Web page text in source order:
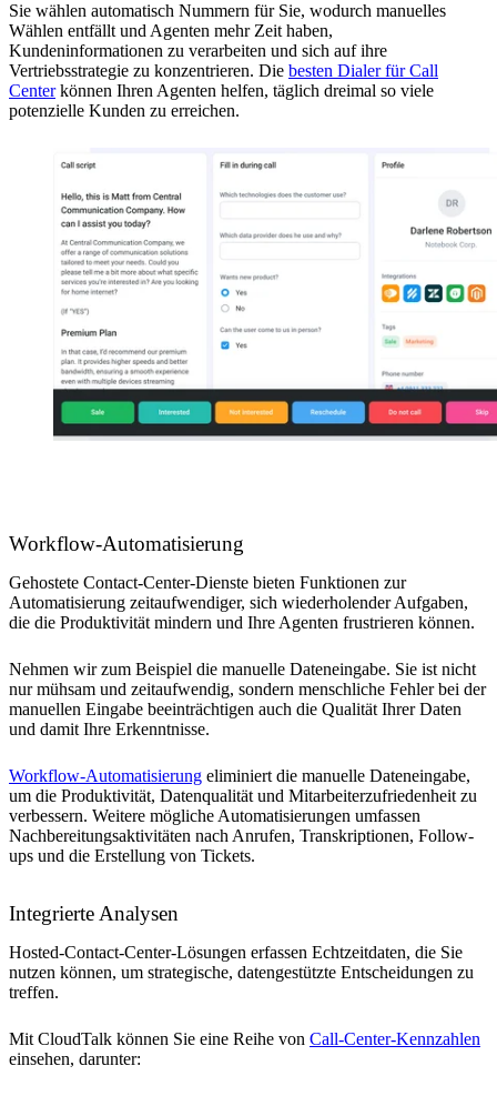
Sie wählen automatisch Nummern für Sie, wodurch manuelles
Wählen entfällt und Agenten mehr Zeit haben,
Kundeninformationen zu verarbeiten und sich auf ihre
Vertriebsstrategie zu konzentrieren. Die besten Dialer für Call
Centerkönnen Ihren Agenten helfen, täglich dreimal so viele
potenzielle Kunden zu erreichen.
Workflow-Automatisierung
Gehostete Contact-Center-Dienste bieten Funktionen zur
Automatisierung zeitaufwendiger, sich wiederholender Aufgaben,
die die Produktivität mindern und Ihre Agenten frustrieren können.
Nehmen wir zum Beispiel die manuelle Dateneingabe. Sie ist nicht
nur mühsam und zeitaufwendig, sondern menschliche Fehler bei der
manuellen Eingabe beeinträchtigen auch die Qualität Ihrer Daten
und damit Ihre Erkenntnisse.
Workflow-Automatisierung eliminiert die manuelle Dateneingabe,
um die Produktivität, Datenqualität und Mitarbeiterzufriedenheit zu
verbessern. Weitere mögliche Automatisierungen umfassen
Nachbereitungsaktivitäten nach Anrufen, Transkriptionen, Follow-
ups und die Erstellung von Tickets.
Integrierte Analysen
Hosted-Contact-Center-Lösungen erfassen Echtzeitdaten, die Sie
nutzen können, um strategische, datengestützte Entscheidungen zu
treffen.
Mit CloudTalk können Sie eine Reihe von Call-Center-Kennzahlen
einsehen, darunter: